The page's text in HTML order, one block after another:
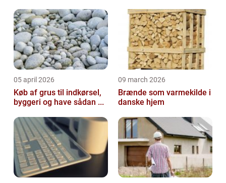
05 april 2026
Køb af grus til indkørsel,
byggeri og have sådan ...
09 march 2026
Brænde som varmekilde i
danske hjem